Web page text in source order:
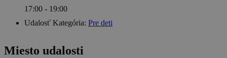
17:00 - 19:00
Udalosť Kategória: Pre deti
Miesto udalosti